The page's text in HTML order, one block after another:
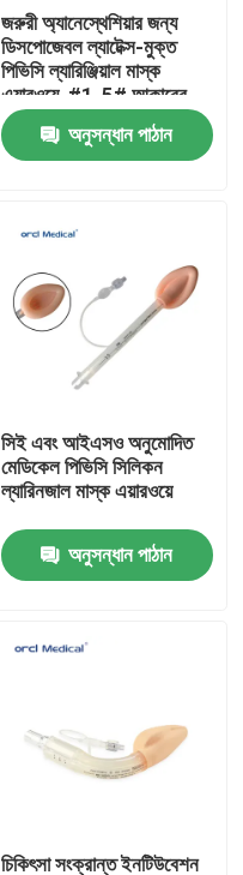
জরুরী অ্যানেস্থেশিয়ার জন্য
ডিসপোজেবল ল্যাটেক্স-মুক্ত
পিভিসি ল্যারিঞ্জিয়াল মাস্ক
এয়ারওয়ে, #1-5# আকারের
অনুসন্ধান পাঠান
সিই এবং আইএসও অনুমোদিত
মেডিকেল পিভিসি সিলিকন
ল্যারিনজাল মাস্ক এয়ারওয়ে
অনুসন্ধান পাঠান
চিকিৎসা সংক্রান্ত ইনটিউবেশন